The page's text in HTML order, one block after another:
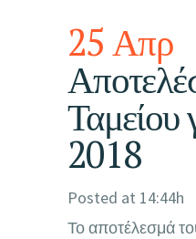
25 Απρ
Ταμείου
2018
Posted at 14:44h
Το αποτέλεσμά